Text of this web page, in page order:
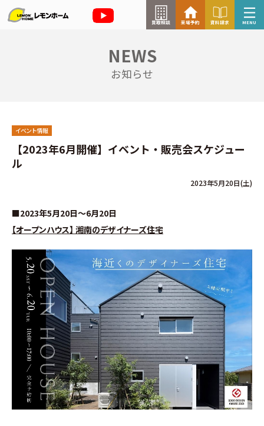
買取相談 来場予約 資料請求 MENU
来場予約はこちら
資料請求はこちら
施工事例
お客様の声
よくある質問（Q&A）
注文・規格住宅
∟はじめての方へ
NEWS
お知らせ
イベント情報
【2023年6月開催】イベント・販売会スケジュー
ル
2023年5月20日(土)
■2023年5月20日～6月20日
【オープンハウス】 湘南のデザイナーズ住宅